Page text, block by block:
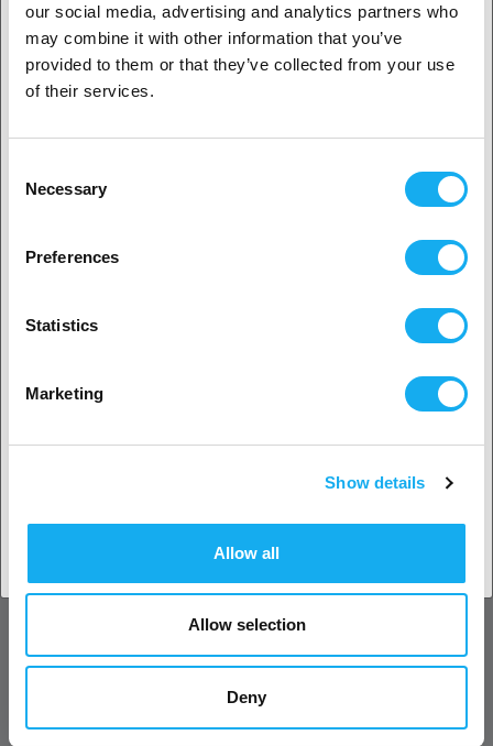
our social media, advertising and analytics partners who
may combine it with other information that you’ve
provided to them or that they’ve collected from your use
of their services.
Selection
Necessary
Preferences
Statistics
Marketing
Show details
Allow all
Allow selection
Deny
ANMELDELSER
SPØRGSMÅL OM ARTIKLEN?
Forretning
Telefon
1. Er du erhvervskunde eller privatkunde?
Erhvervskunde
Privat kunde